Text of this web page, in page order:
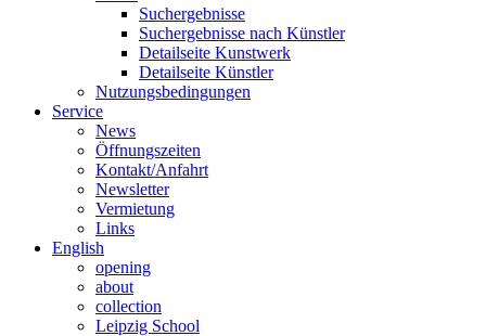
Suchergebnisse
Suchergebnisse nach Künstler
Detailseite Kunstwerk
Detailseite Künstler
Nutzungsbedingungen
Service
News
Öffnungszeiten
Kontakt/Anfahrt
Newsletter
Vermietung
Links
English
opening
about
collection
Leipzig School